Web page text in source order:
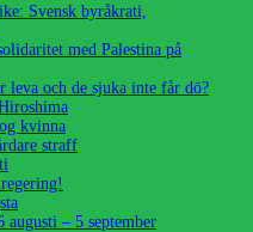
Svensk byråkrati,
med Palestina på
och de sjuka inte får dö?
kvinna
straff
– 5 september